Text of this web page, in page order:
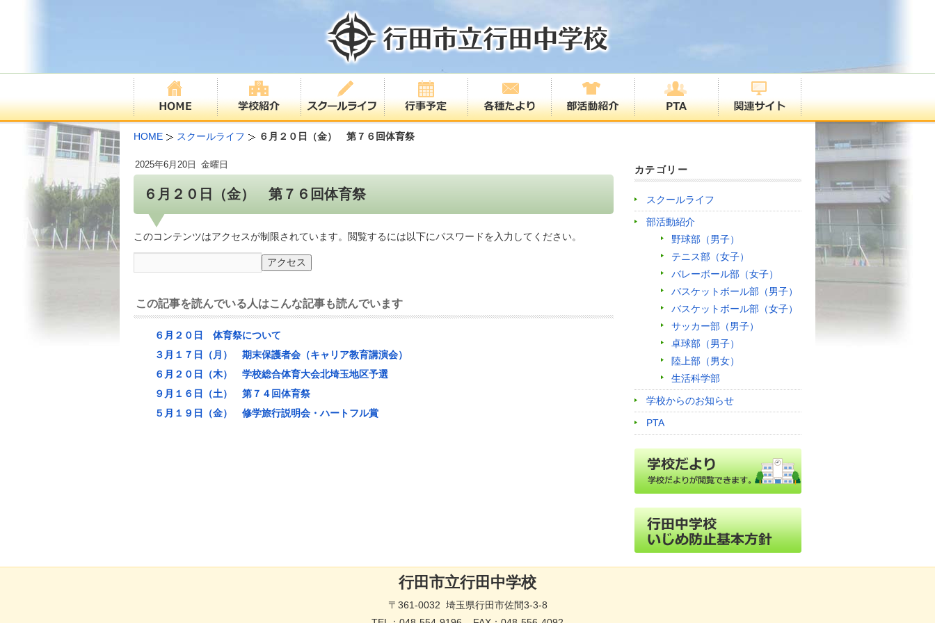
HOME スクールライフ ６月２０日（金） 第７６回体育祭
６月２０日（金） 第７６回体育祭
2025年6月20日 金曜日
このコンテンツはアクセスが制限されています。閲覧するには以下にパスワードを入力してください。
この記事を読んでいる人はこんな記事も読んでいます
６月２０日 体育祭について
３月１７日（月） 期末保護者会（キャリア教育講演会）
６月２０日（木） 学校総合体育大会北埼玉地区予選
９月１６日（土） 第７４回体育祭
５月１９日（金） 修学旅行説明会・ハートフル賞
カテゴリー
スクールライフ
部活動紹介
野球部（男子）
テニス部（女子）
バレーボール部（女子）
バスケットボール部（男子）
バスケットボール部（女子）
サッカー部（男子）
卓球部（男子）
陸上部（男女）
生活科学部
学校からのお知らせ
PTA
行田市立行田中学校
〒361-0032 埼玉県行田市佐間3-3-8